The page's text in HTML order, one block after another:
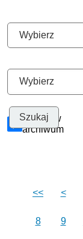
Szukaj w
archiwum
<< <
8 9